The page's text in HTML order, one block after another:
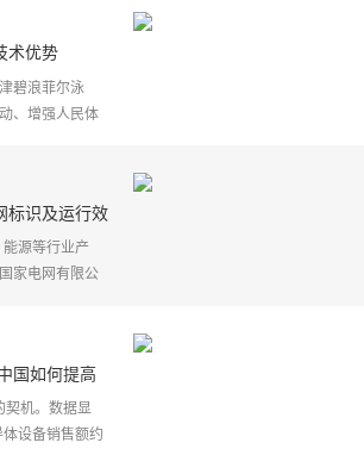
术优势
碧浪菲尔泳
、增强人民体
标识及运行效
源等行业产
家电网有限公
国如何提高
契机。数据显
设备销售额约